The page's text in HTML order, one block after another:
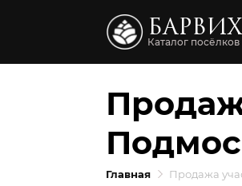
Каталог посёлков
Главная Продажа